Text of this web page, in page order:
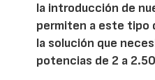
la introducción de
permiten a este tipo
la solución que
potencias de 2 a